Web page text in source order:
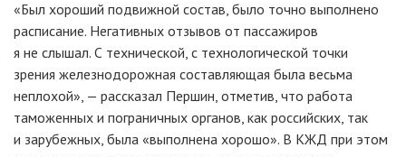
«Был хороший подвижной состав, было точно выполнено
расписание. Негативных отзывов от пассажиров
я не слышал. С технической, с технологической точки
зрения железнодорожная составляющая была весьма
неплохой», — рассказал Першин, отметив, что работа
таможенных и пограничных органов, как российских, так
и зарубежных, была «выполнена хорошо». В КЖД при этом